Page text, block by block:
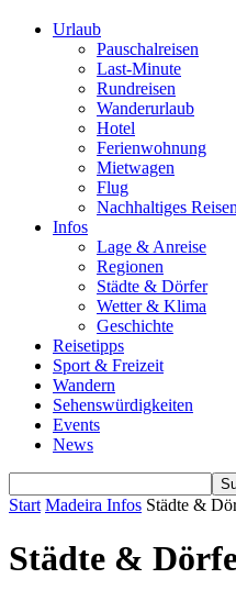
Urlaub
Pauschalreisen
Last-Minute
Rundreisen
Wanderurlaub
Hotel
Ferienwohnung
Mietwagen
Flug
Nachhaltiges
Infos
Lage & Anreise
Regionen
Städte & Dörfer
Wetter & Klima
Geschichte
Reisetipps
Sport & Freizeit
Wandern
Sehenswürdigkeiten
Events
News
Start Madeira Infos Städte &
Städte &